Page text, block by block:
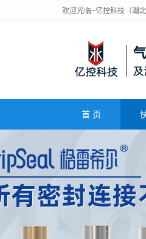
欢迎光临~亿控科技（湖
首 页